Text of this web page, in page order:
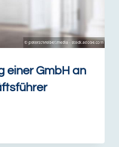
einer GmbH an